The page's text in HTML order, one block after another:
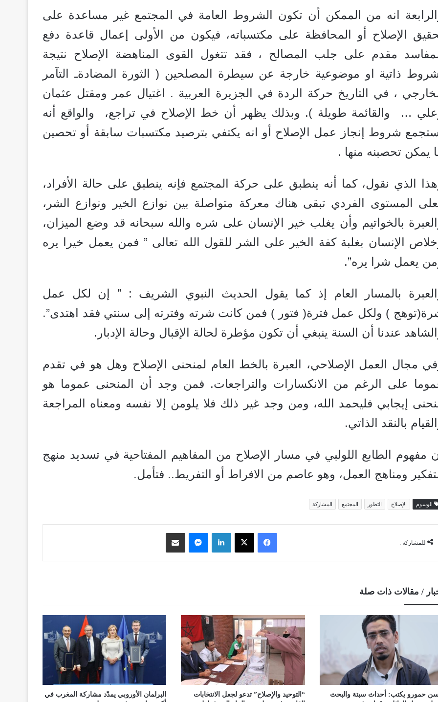
انه من الممكن أن تكون الشروط العامة في المجتمع غير مساعدة على
الإصلاح أو المحافظة على مكتسباته، فيكون من الأولى إعمال قاعدة دفع
مقدم على جلب المصالح ، فقد تتغول القوى المناهضة الإصلاح نتيجة
ذاتية او موضوعية خارجة عن سيطرة المصلحين ( الثورة المضادةـ التآمر
، في التاريخ حركة الردة في الجزيرة العربية . اغتيال عمر ومقتل عثمان
… والقائمة طويلة ). وبذلك يظهر أن خط الإصلاح في تراجع، والواقع أنه
شروط إنجاز عمل الإصلاح أو انه يكتفي بترصيد مكتسبات سابقة أو تحصين
يمكن تحصبنه منها .
الذي نقول، كما أنه ينطبق على حركة المجتمع فإنه ينطبق على حالة الأفراد،
المستوى الفردي تبقى هناك معركة متواصلة بين نوازع الخير ونوازع الشر،
بالخواتيم وأن يغلب خير الإنسان على شره والله سبحانه قد وضع الميزان،
الإنسان بغلبة كفة الخير على الشر للقول الله تعالى ” فمن يعمل خيرا يره
يعمل شرا يره”.
بالمسار العام إذ كما يقول الحديث النبوي الشريف : ” إن لكل عمل
) ولكل عمل فترة( فتور ) فمن كانت شرته وفترته إلى سنتي فقد اهتدى”.
عندنا أن السنة ينبغي أن تكون مؤطرة لحالة الإقبال وحالة الإدبار.
مجال العمل الإصلاحي، العبرة بالخط العام لمنحنى الإصلاح وهل هو في تقدم
على الرغم من الانكسارات والتراجعات. فمن وجد أن المنحنى عموما هو
إيجابي فليحمد الله، ومن وجد غير ذلك فلا يلومن إلا نفسه ومعناه المراجعة
بالنقد الذاتي.
مفهوم الطابع اللولبي في مسار الإصلاح من المفاهيم المفتاحية في تسديد منهج
ومناهج العمل، وهو عاصم من الافراط أو التفريط.. فتأمل.
الوسوم الإصلاح التطور المجتمع المشاركة
للمشاركة :
فيسبوك ‫X لينكدإن ماسنجر مشاركة عبر البريد
/ مقالات ذات صلة
حمورو يكتب: أحداث سبتة والبحث
“التوحيد والإصلاح” تدعو لجعل الانتخابات
البرلمان الأوروبي يمدّد مشاركة المغرب في